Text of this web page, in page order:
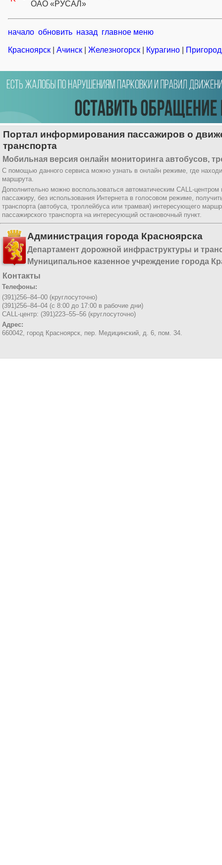
ОАО «РУСАЛ»
начало обновить назад главное меню
Красноярск Ачинск Железногорск Курагино
Портал информирования пассажиров о
транспорта
Мобильная версия онлайн мониторинга автобусов,
С помощью данного сервиса можно узнать в онлайн режиме, где
маршрута.
Дополнительно можно воспользоваться автоматическим CALL-
пассажиру, без использования Интернета в голосовом режиме,
транспорта (автобуса, троллейбуса или трамвая) интересующего
пассажирского транспорта на интересующий остановочный пункт.
Администрация города Красноярска
Департамент дорожной инфраструктуры и
Муниципальное казенное учреждение города
Контакты
Телефоны:
(391)256–84–00 (круглосуточно)
(391)256–84–04 (с 8:00 до 17:00 в рабочие дни)
CALL-центр: (391)223–55–56 (круглосуточно)
Адрес:
660042, город Красноярск, пер. Медицинский, д. 6, пом. 34.